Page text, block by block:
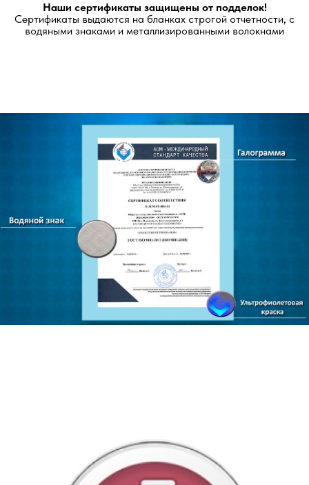
Наши сертификаты защищены от подделок!
Сертификаты выдаются на бланках строгой отчетности, с
водяными знаками и металлизированными волокнами